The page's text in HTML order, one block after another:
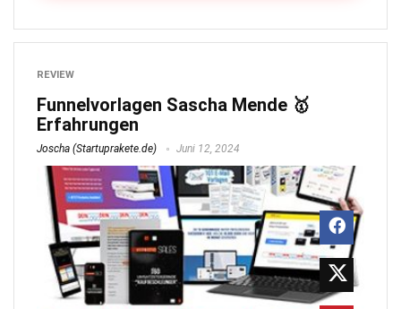
REVIEW
Funnelvorlagen Sascha Mende 🥇
Erfahrungen
Joscha (Startuprakete.de) Juni 12, 2024